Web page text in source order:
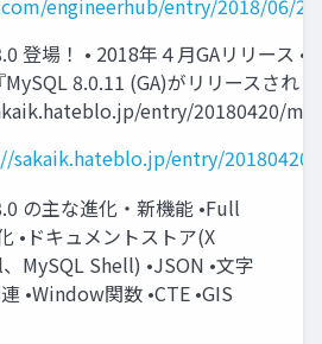
engineerhub/entry/2018/06/
登場！ • 2018年４月GAリリース •
MySQL 8.0.11 (GA)がリリースされ
entry/20180420/
sakaik.hateblo.jp/entry/20180420/
の主な進化・新機能 •Full
•ドキュメントストア(X
MySQL Shell) •JSON •文字
•Window関数 •CTE •GIS